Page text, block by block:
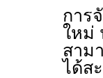
การ
ใหม่
สาม
ได้ส